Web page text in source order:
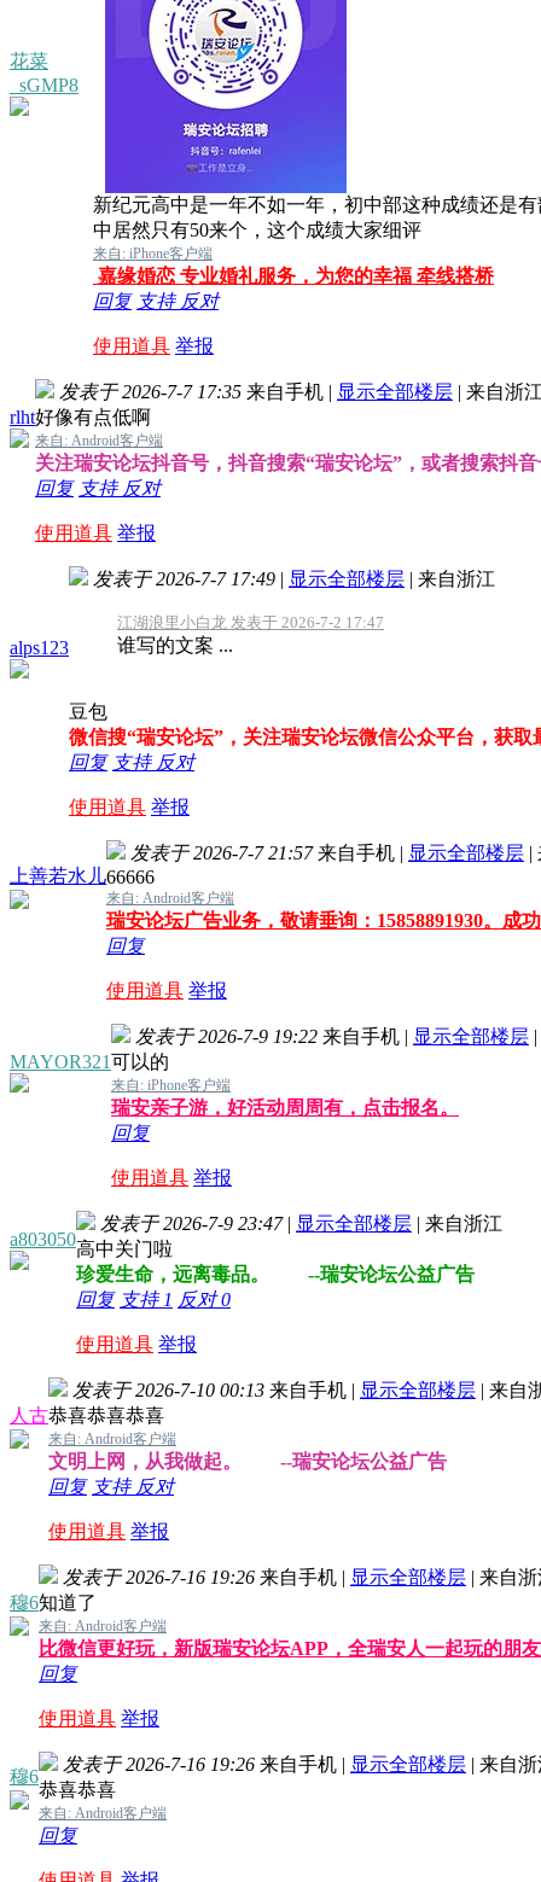
花菜
_sGMP8
新纪元高中是一年不如一年，初中部这种成绩还是
中居然只有50来个，这个成绩大家细评
来自: iPhone客户端
嘉缘婚恋 专业婚礼服务，为您的幸福 牵线搭桥
回复 支持 反对
使用道具 举报
rlht
发表于 2026-7-7 17:35 来自手机 | 显示全部楼层 | 来自浙
好像有点低啊
来自: Android客户端
关注瑞安论坛抖音号，抖音搜索“瑞安论坛”，或者搜索抖
回复 支持 反对
使用道具 举报
alps123
发表于 2026-7-7 17:49 | 显示全部楼层 | 来自浙江
江湖浪里小白龙 发表于 2026-7-2 17:47
谁写的文案 ...
豆包
微信搜“瑞安论坛”，关注瑞安论坛微信公众平台，获取
回复 支持 反对
使用道具 举报
上善若水儿
发表于 2026-7-7 21:57 来自手机 | 显示全部楼层 |
66666
来自: Android客户端
瑞安论坛广告业务，敬请垂询：15858891930。成
回复
使用道具 举报
MAYOR321
发表于 2026-7-9 19:22 来自手机 | 显示全部楼层 |
可以的
来自: iPhone客户端
瑞安亲子游，好活动周周有，点击报名。
回复
使用道具 举报
a803050
发表于 2026-7-9 23:47 | 显示全部楼层 | 来自浙江
高中关门啦
珍爱生命，远离毒品。 --瑞安论坛公益广告
回复 支持 1 反对0
使用道具 举报
人古
发表于 2026-7-10 00:13 来自手机 | 显示全部楼层 | 来自
恭喜恭喜恭喜
来自: Android客户端
文明上网，从我做起。 --瑞安论坛公益广告
回复 支持 反对
使用道具 举报
穆6
发表于 2026-7-16 19:26 来自手机 | 显示全部楼层 | 来自浙
知道了
来自: Android客户端
比微信更好玩，新版瑞安论坛APP，全瑞安人一起玩的朋
回复
使用道具 举报
穆6
发表于 2026-7-16 19:26 来自手机 | 显示全部楼层 | 来自浙
恭喜恭喜
来自: Android客户端
回复